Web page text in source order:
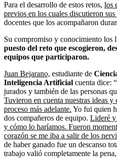
Para el desarrollo de estos retos, los
previos en los cuales discutieron sus
docentes que los acompañaron
Su compromiso y conocimiento los
puesto del reto que escogieron,
equipos que participaron.
Juan Bejarano, estudiante de
Inteligencia Artificial cuenta dice:
jurados y también de las personas
Tuvieron en cuenta nuestras ideas y
proceso más adelante. Yo fui quien
dos compañeros de equipo. Lideré y
y cómo lo haríamos. Fueron
corazón se me iba a salir de los
de haber ganado fue un descanso
trabajo valió completamente la